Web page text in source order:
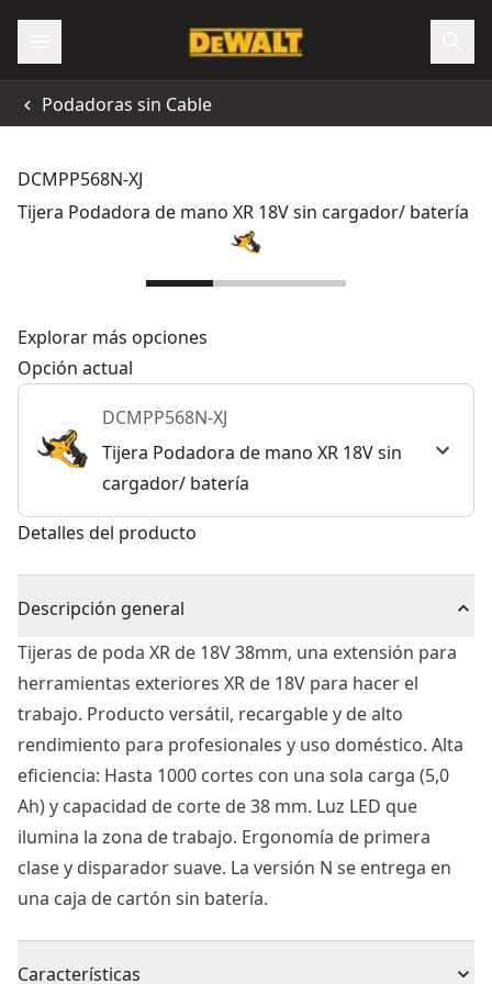
Podadoras sin Cable
DCMPP568N-XJ
Tijera Podadora de mano XR 18V sin cargador/ batería
Explorar más opciones
Opción actual
DCMPP568N-XJ
Tijera Podadora de mano XR 18V sin
cargador/ batería
Detalles del producto
Descripción general
Tijeras de poda XR de 18V 38mm, una extensión para
herramientas exteriores XR de 18V para hacer el
trabajo. Producto versátil, recargable y de alto
rendimiento para profesionales y uso doméstico. Alta
eficiencia: Hasta 1000 cortes con una sola carga (5,0
Ah) y capacidad de corte de 38 mm. Luz LED que
ilumina la zona de trabajo. Ergonomía de primera
clase y disparador suave. La versión N se entrega en
una caja de cartón sin batería.
Características